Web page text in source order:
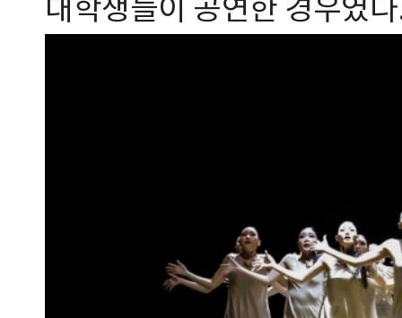
대학생들이 공연한 경우였